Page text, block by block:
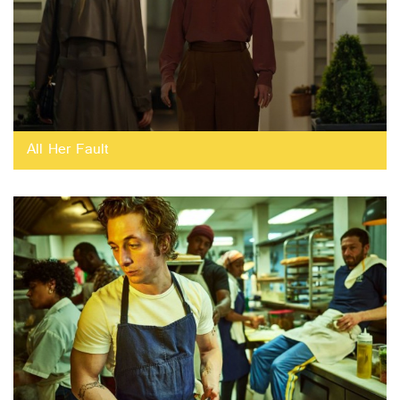
All Her Fault